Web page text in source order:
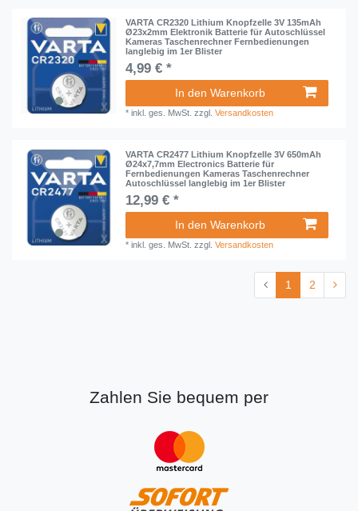
VARTA CR2320 Lithium Knopfzelle 3V 135mAh
Ø23x2mm Elektronik Batterie für Autoschlüssel
Kameras Taschenrechner Fernbedienungen
langlebig im 1er Blister
4,99 € *
In den Warenkorb
*inkl. ges. MwSt. zzgl.Versandkosten
VARTA CR2477 Lithium Knopfzelle 3V 650mAh
Ø24x7,7mm Electronics Batterie für
Fernbedienungen Kameras Taschenrechner
Autoschlüssel langlebig im 1er Blister
12,99 € *
In den Warenkorb
*inkl. ges. MwSt. zzgl.Versandkosten
1 2
Zahlen Sie bequem per